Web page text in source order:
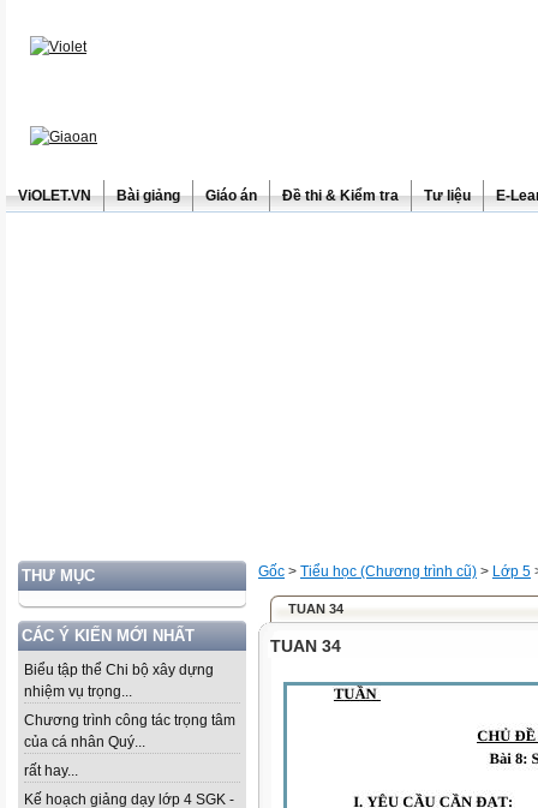
ViOLET.VN Bài giảng Giáo án Đề thi & Kiểm tra Tư liệu E-
THƯ MỤC
CÁC Ý KIẾN MỚI NHẤT
Biểu tập thể Chi bộ xây dựng
nhiệm vụ trọng...
Chương trình công tác trọng tâm
của cá nhân Quý...
rất hay...
Kế hoạch giảng dạy lớp 4 SGK -
Gốc > Tiểu học (Chương trình cũ) > Lớp 5
TUAN 34
TUAN 34